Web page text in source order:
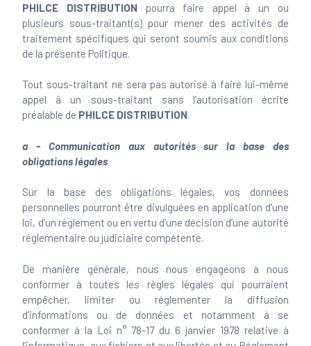
PHILCE DISTRIBUTION pourra faire appel à un ou
plusieurs sous-traitant(s) pour mener des activités de
traitement spécifiques qui seront soumis aux conditions
de la présente Politique.
Tout sous-traitant ne sera pas autorisé à faire lui-même
appel à un sous-traitant sans l’autorisation écrite
préalable de PHILCE DISTRIBUTION.
a - Communication aux autorités sur la base des
obligations légales
Sur la base des obligations légales, vos données
personnelles pourront être divulguées en application d’une
loi, d’un règlement ou en vertu d’une décision d’une autorité
réglementaire ou judiciaire compétente.
De manière générale, nous nous engageons à nous
conformer à toutes les règles légales qui pourraient
empêcher, limiter ou réglementer la diffusion
d’informations ou de données et notamment à se
conformer à la Loi n° 78-17 du 6 janvier 1978 relative à